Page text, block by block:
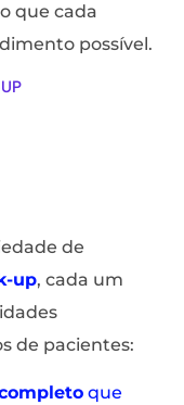
que cada
possível.
de
up, cada um
de pacientes:
que